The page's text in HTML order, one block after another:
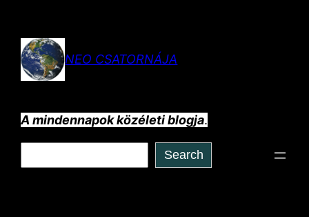
tartalomhozNEO CSATORNÁJA
A mindennapok közéleti blogja.
Search